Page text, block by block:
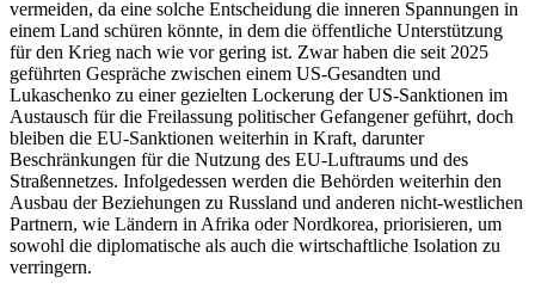
vermeiden, da eine solche Entscheidung die inneren Spannungen in
einem Land schüren könnte, in dem die öffentliche Unterstützung
für den Krieg nach wie vor gering ist. Zwar haben die seit 2025
geführten Gespräche zwischen einem US-Gesandten und
Lukaschenko zu einer gezielten Lockerung der US-Sanktionen im
Austausch für die Freilassung politischer Gefangener geführt, doch
bleiben die EU-Sanktionen weiterhin in Kraft, darunter
Beschränkungen für die Nutzung des EU-Luftraums und des
Straßennetzes. Infolgedessen werden die Behörden weiterhin den
Ausbau der Beziehungen zu Russland und anderen nicht-westlichen
Partnern, wie Ländern in Afrika oder Nordkorea, priorisieren, um
sowohl die diplomatische als auch die wirtschaftliche Isolation zu
verringern.